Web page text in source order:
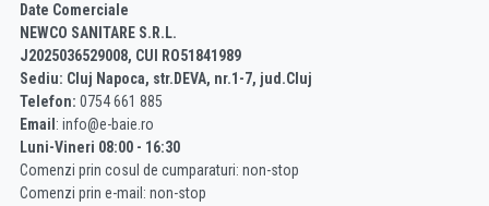
Date Comerciale
NEWCO SANITARE S.R.L.
J2025036529008, CUI RO51841989
Sediu: Cluj Napoca, str.DEVA, nr.1-7, jud.Cluj
Telefon: 0754 661 885
Email : info@e-baie.ro
Luni-Vineri 08:00 - 16:30
Comenzi prin cosul de cumparaturi: non-stop
Comenzi prin e-mail: non-stop